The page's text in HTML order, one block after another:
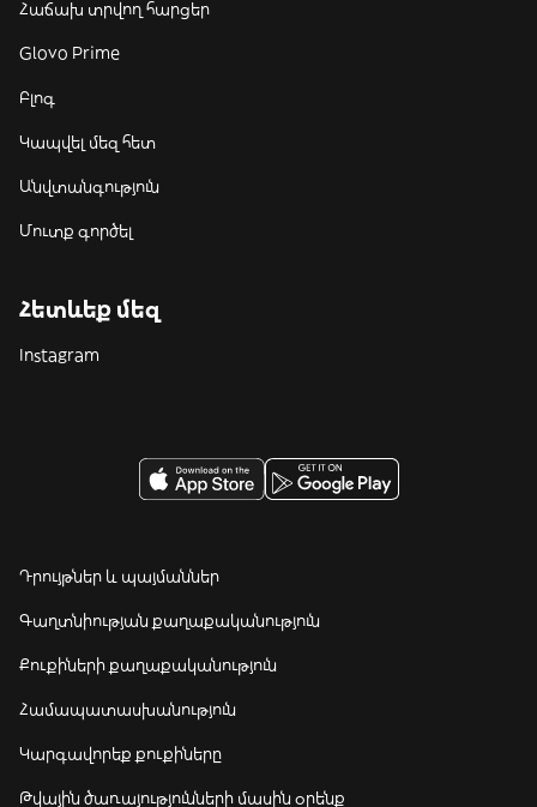
Հաճախ տրվող հարցեր
Glovo Prime
Բլոգ
Կապվել մեզ հետ
Անվտանգություն
Մուտք գործել
Հետևեք մեզ
Instagram
Դրույթներ և պայմաններ
Գաղտնիության քաղաքականություն
Քուքիների քաղաքականություն
Համապատասխանություն
Կարգավորեք քուքիները
Թվային ծառայությունների մասին օրենք